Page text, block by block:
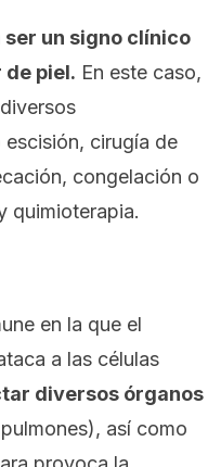
ser un signo clínico
de piel. En este caso,
cirugía de
congelación o
quimioterapia.
en la que el
a las células
diversos órganos
así como